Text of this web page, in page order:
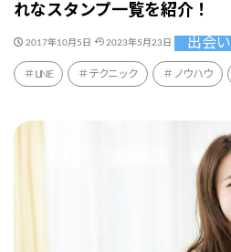
れなスタンプ一覧を紹介！
2017年10月5日 2023年5月23日 出会い
LINE テクニック ノウハウ